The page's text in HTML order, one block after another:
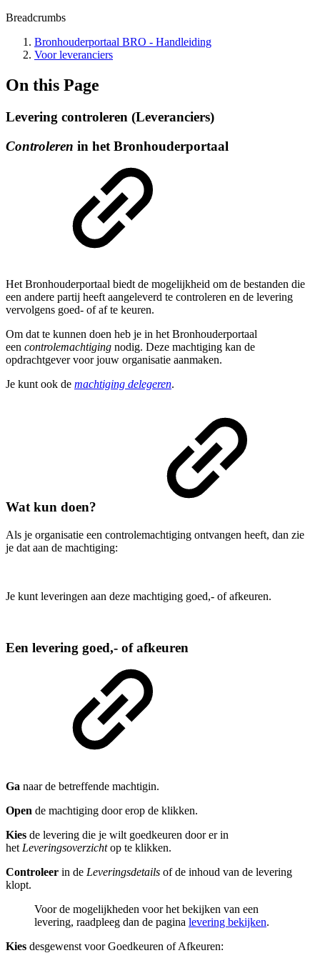
Breadcrumbs
Bronhouderportaal BRO - Handleiding
Voor leveranciers
On this Page
Levering controleren (Leveranciers)
Controleren in het Bronhouderportaal
Het Bronhouderportaal biedt de mogelijkheid om de bestanden die
een andere partij heeft aangeleverd te controleren en de levering
vervolgens goed- of af te keuren.
Om dat te kunnen doen heb je in het Bronhouderportaal
een controlemachtiging nodig. Deze machtiging kan de
opdrachtgever voor jouw organisatie aanmaken.
Je kunt ook de machtiging delegeren.
Wat kun doen?
Als je organisatie een controlemachtiging ontvangen heeft, dan zie
je dat aan de machtiging:
Je kunt leveringen aan deze machtiging goed,- of afkeuren.
Een levering goed,- of afkeuren
Ga naar de betreffende machtigin.
Open de machtiging door erop de klikken.
Kies de levering die je wilt goedkeuren door er in
het Leveringsoverzichtop te klikken.
Controleer in de Leveringsdetails of de inhoud van de levering
klopt.
Voor de mogelijkheden voor het bekijken van een
levering, raadpleeg dan de pagina levering bekijken.
Kies desgewenst voor Goedkeuren of Afkeuren: